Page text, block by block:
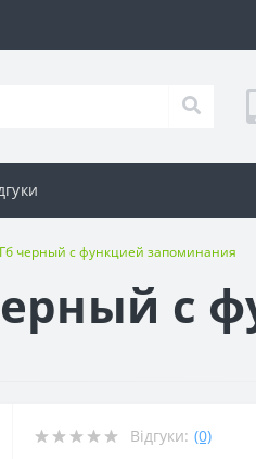
черный с функцией запоминания
с
Відгуки: (0)